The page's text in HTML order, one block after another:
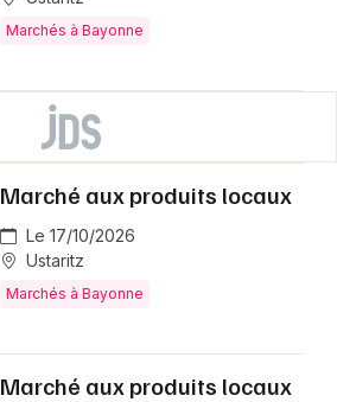
Marchés à Bayonne
Marché aux produits locaux
Le 17/10/2026
Ustaritz
Marchés à Bayonne
Marché aux produits locaux